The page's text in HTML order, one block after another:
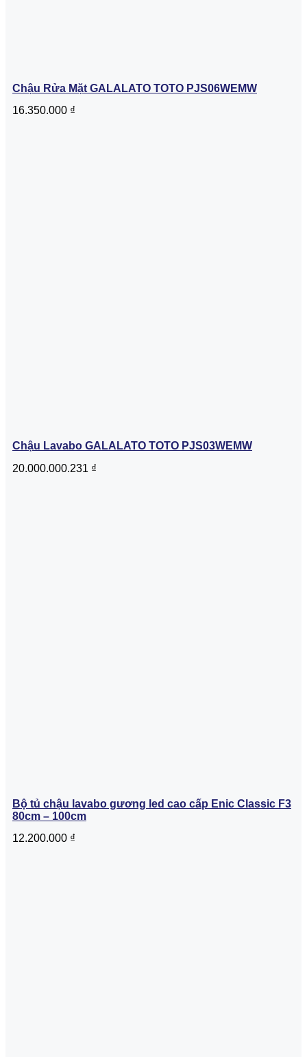
Chậu Rửa Mặt GALALATO TOTO PJS06WEMW
16.350.000 ₫
Chậu Lavabo GALALATO TOTO PJS03WEMW
20.000.000.231 ₫
Bộ tủ chậu lavabo gương led cao cấp Enic Classic F3
80cm – 100cm
12.200.000 ₫